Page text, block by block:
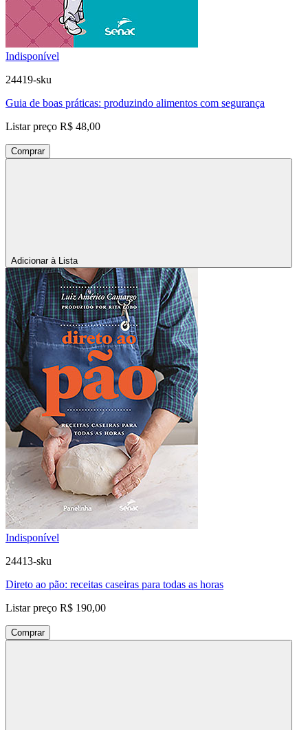
Indisponível
24419-sku
Guia de boas práticas: produzindo alimentos com segurança
Listar preço R$ 48,00
Comprar
Adicionar à Lista
Indisponível
24413-sku
Direto ao pão: receitas caseiras para todas as horas
Listar preço R$ 190,00
Comprar